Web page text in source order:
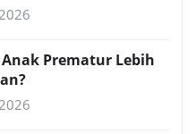
Prematur Lebih